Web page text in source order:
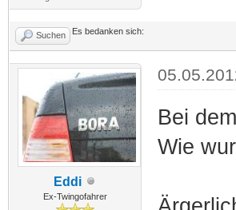
Suchen Es bedanken sich:
Eddi
Ex-Twingofahrer
Bei
Wie